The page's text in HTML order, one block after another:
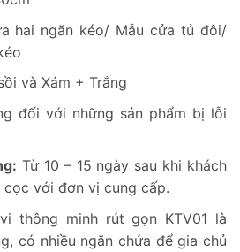
hai ngăn kéo/ Mẫu cửa tủ đôi/
và Xám + Trắng
đối với những sản phẩm bị lỗi
Từ 10 – 15 ngày sau khi khách
cọc với đơn vị cung cấp.
thông minh rút gọn KTV01 là
có nhiều ngăn chứa để gia chủ